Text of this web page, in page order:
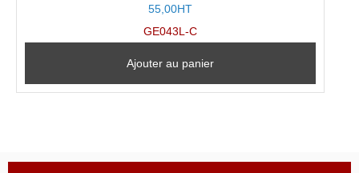
55,00HT
GE043L-C
Ajouter au panier